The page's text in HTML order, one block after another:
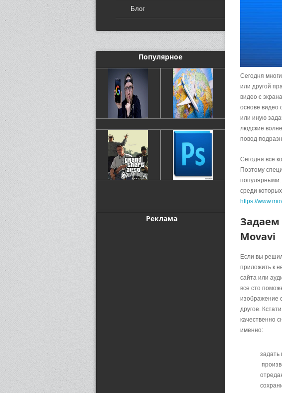
Блог
Популярное
Реклама
Сегодня
или другой
видео с
основе видео
или иную
людские
повод
Сегодня все
Поэтому
популярными.
среди
https://
Задаем
Movavi
Если вы
приложить к
сайта или
все сто
изображение
другое.
качественно
именно:
задать